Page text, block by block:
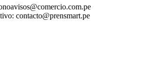
contacto@prensmart.pe